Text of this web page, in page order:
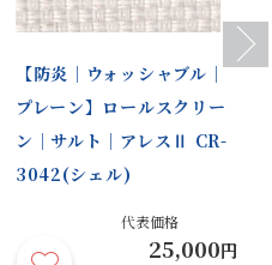
【防炎｜ウォッシャブル｜
プレーン】ロールスクリー
ン｜サルト｜アレスⅡ CR-
3042(シェル)
代表価格
25,000円
Next